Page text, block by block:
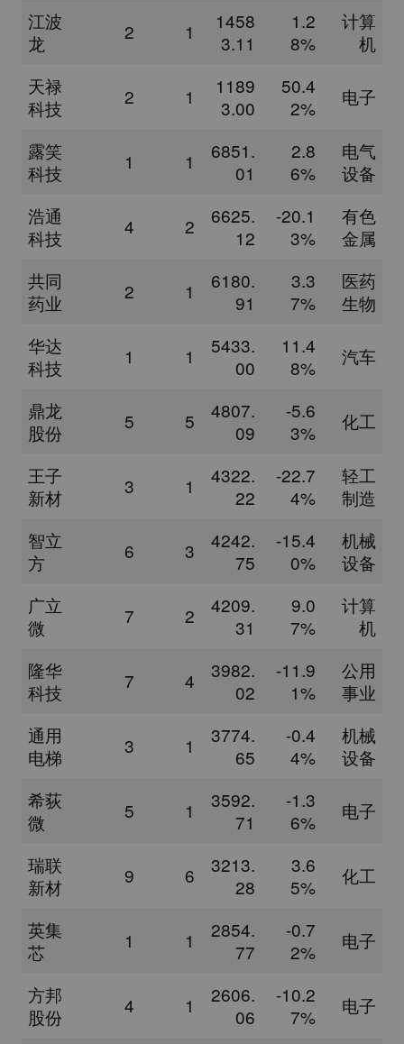
江波
龙
2 1
1458
3.11
1.2
8%
计算
机
天禄
科技
2 1
1189
3.00
50.4
2%
电子
露笑
科技
1 1
6851.
01
2.8
6%
电气
设备
浩通
科技
4 2
6625.
12
-20.1
3%
有色
金属
共同
药业
2 1
6180.
91
3.3
7%
医药
生物
华达
科技
1 1
5433.
00
11.4
8%
汽车
鼎龙
股份
5 5
4807.
09
-5.6
3%
化工
王子
新材
3 1
4322.
22
-22.7
4%
轻工
制造
智立
方
6 3
4242.
75
-15.4
0%
机械
设备
广立
微
7 2
4209.
31
9.0
7%
计算
机
隆华
科技
7 4
3982.
02
-11.9
1%
公用
事业
通用
电梯
3 1
3774.
65
-0.4
4%
机械
设备
希荻
微
5 1
3592.
71
-1.3
6%
电子
瑞联
新材
9 6
3213.
28
3.6
5%
化工
英集
芯
1 1
2854.
77
-0.7
2%
电子
方邦
股份
4 1
2606.
06
-10.2
7%
电子